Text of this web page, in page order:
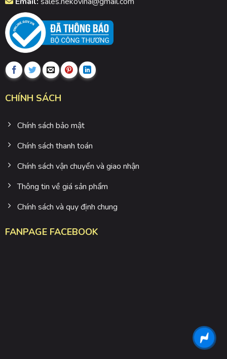
CHÍNH SÁCH
Chính sách bảo mật
Chính sách thanh toán
Chính sách vận chuyển và giao nhận
Thông tin về giá sản phẩm
Chính sách và quy định chung
FANPAGE FACEBOOK